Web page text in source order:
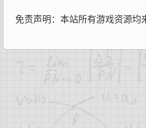
免责声明：本站所有游戏资源均